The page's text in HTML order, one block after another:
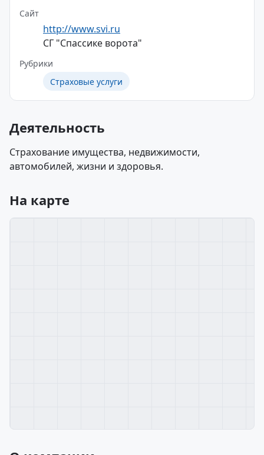
Сайт
http://www.svi.ru
СГ "Спассике ворота"
Рубрики
Страховые услуги
Деятельность
Страхование имущества, недвижимости,
автомобилей, жизни и здоровья.
На карте